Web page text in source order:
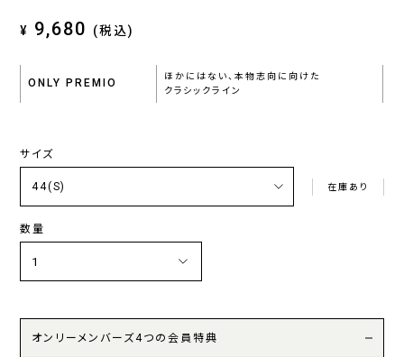
¥ 9,680 (税込)
ONLY PREMIO
ほかにはない、本物志向に向けた
クラシックライン
サイズ
在庫あり
数量
オンリーメンバーズ4つの会員特典